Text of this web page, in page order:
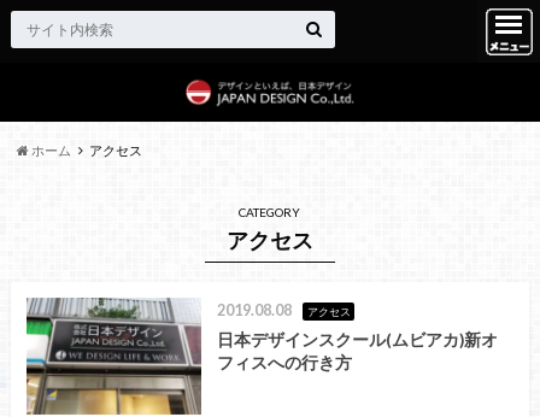
ホーム アクセス
CATEGORY
アクセス
2019.08.08 アクセス
日本デザインスクール(ムビアカ)新オ
フィスへの行き方